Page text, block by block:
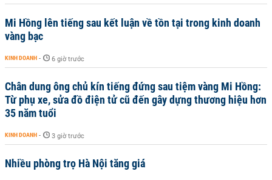
Mi Hồng lên tiếng sau kết luận về tồn tại trong kinh doanh
vàng bạc
KINH DOANH - 6 giờ trước
Chân dung ông chủ kín tiếng đứng sau tiệm vàng Mi Hồng:
Từ phụ xe, sửa đồ điện tử cũ đến gây dựng thương hiệu hơn
35 năm tuổi
KINH DOANH - 3 giờ trước
Nhiều phòng trọ Hà Nội tăng giá